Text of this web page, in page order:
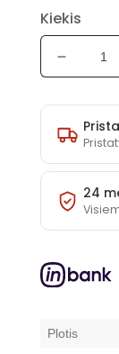
Kiekis
Fotelis
Loft
kiekį
24
Plotis